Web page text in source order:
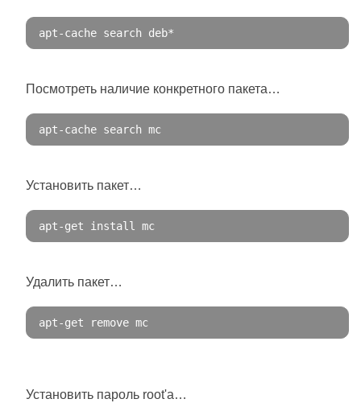
apt-cache search deb*
Посмотреть наличие конкретного пакета…
apt-cache search mc
Установить пакет…
apt-get install mc
Удалить пакет…
apt-get remove mc
Установить пароль root'а…